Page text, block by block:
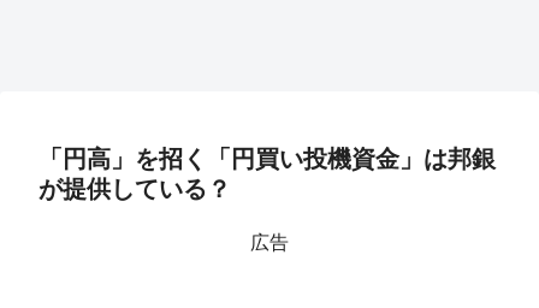
「円高」を招く「円買い投機資金」は邦銀
が提供している？
広告